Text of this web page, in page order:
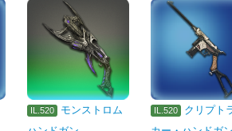
IL.520
モンストロム
IL.520
クリプト